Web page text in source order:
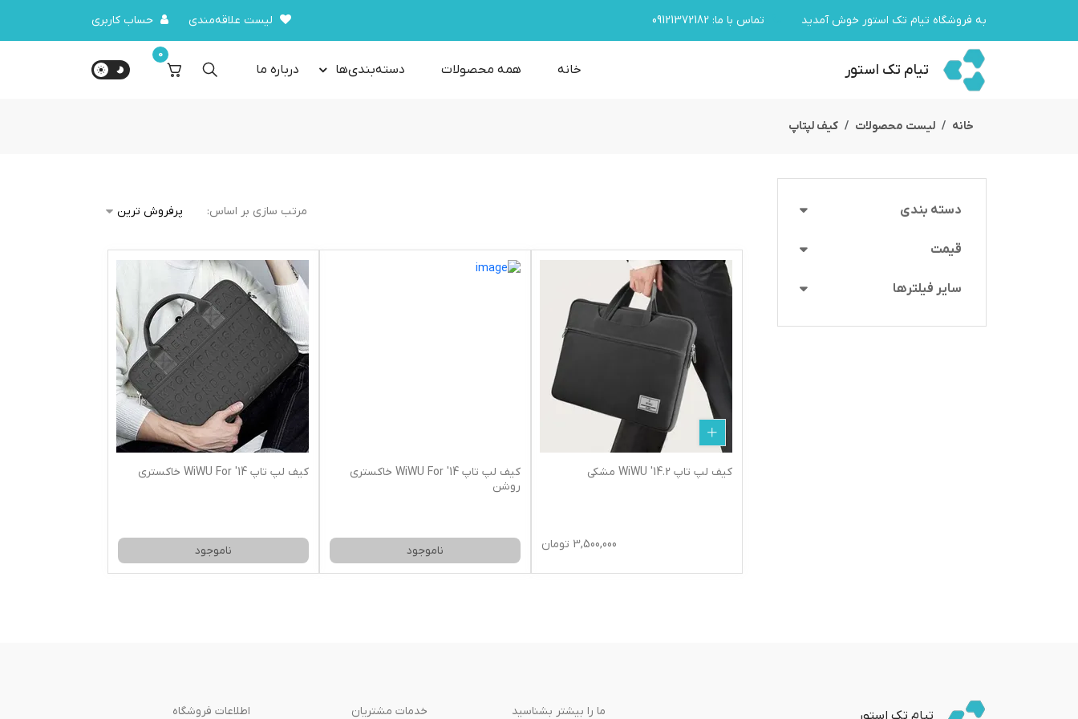
به فروشگاه تیام تک استور خوش آمدید تماس با ما:
09121372182 لیست علاقه‌مندی حساب کاربری
تیام تک استور خانه همه محصولات دسته‌بندی‌ها درباره‌ ما
0
خانه لیست محصولات کیف لپتاپ
دسته بندی
قیمت
سایر فیلترها
مرتب سازی بر اساس:
کیف لپ تاپ WiWU '14.2 مشکی
3,500,000 تومان
کیف لپ تاپ WiWU For '14 خاکستری
روشن
ناموجود
کیف لپ تاپ WiWU For '14 خاکستری
ناموجود
ما را بیشتر بشناسید خدمات مشتریان اطلاعات فروشگاه